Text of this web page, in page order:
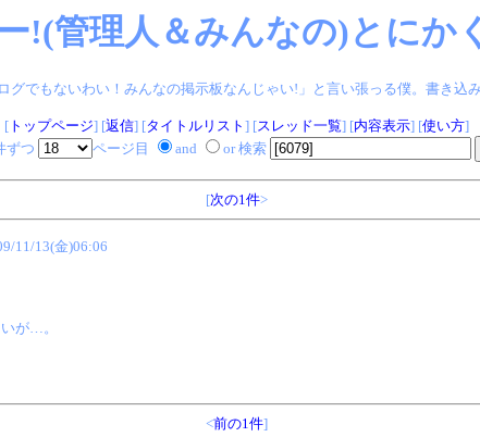
!(管理人＆みんなの)とにか
グでもないわい！みんなの掲示板なんじゃい!」と言い張っる僕。書き込
[トップページ] [返信] [タイトルリスト ] [スレッド一覧] [内容表示] [使い方]
ずつ
ページ目 and or 検索
[次の1件>
11/13(金)06:06
が…。
<前の1件]